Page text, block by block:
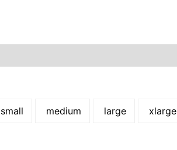
small medium large xlarge